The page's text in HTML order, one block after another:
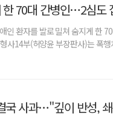
70대 간병인…2심도
인 환자를 발로 밀쳐 숨지게 한
사14부(허양윤 부장판사)는 폭행
국 사과…"깊이 반성,